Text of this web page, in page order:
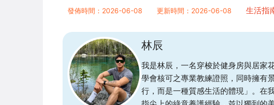
發佈時間：2026-06-08 更新時間：2026-06-08 生活指
林辰
我是林辰，一名穿梭於健身房與居家
學會核可之專業教練證照，同時擁有
行，而是一種質感生活的體現」。在